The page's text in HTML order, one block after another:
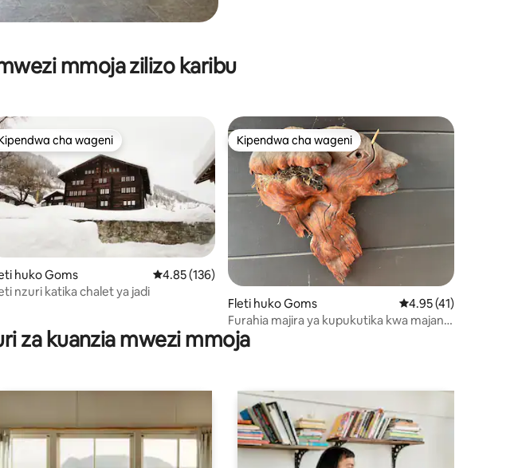
mmoja zilizo karibu
wa 4.96 kati ya 5, tathmini 23
cha wageni
cha wageni
huko Goms Ukadiriaji wa wastani wa 4.85 kati ya 5, tathmini 136
4.85 (136)
nzuri katika chalet ya jadi
Kipendwa cha wageni
Kipendwa cha wageni
Fleti huko Goms Ukadiriaji wa wastani
4.95 (41)
Furahia majira ya kupukutika kwa majani
huko Goms
za kuanzia mwezi mmoja